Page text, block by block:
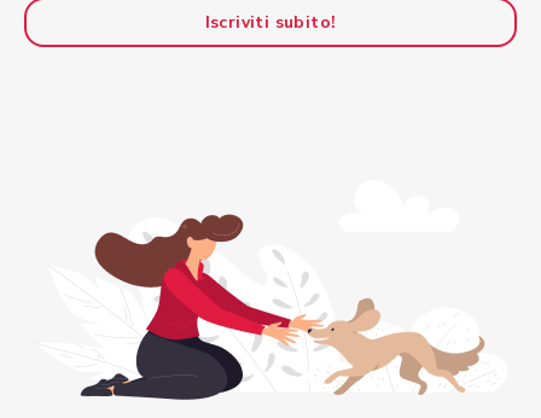
Iscriviti subito!